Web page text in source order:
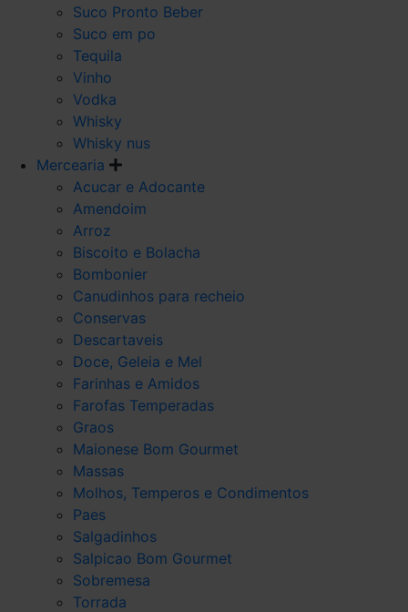
Suco Pronto Beber
Suco em po
Tequila
Vinho
Vodka
Whisky
Whisky nus
Mercearia
Acucar e Adocante
Amendoim
Arroz
Biscoito e Bolacha
Bombonier
Canudinhos para recheio
Conservas
Descartaveis
Doce, Geleia e Mel
Farinhas e Amidos
Farofas Temperadas
Graos
Maionese Bom Gourmet
Massas
Molhos, Temperos e Condimentos
Paes
Salgadinhos
Salpicao Bom Gourmet
Sobremesa
Torrada